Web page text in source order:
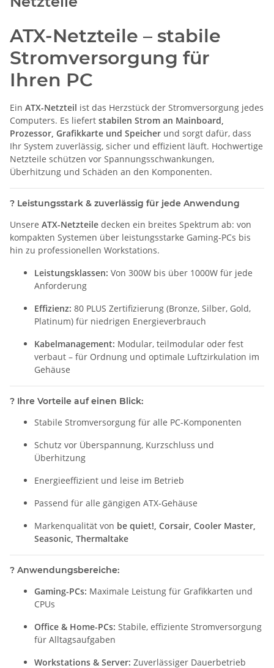
ATX-Netzteile – stabile
Stromversorgung für
Ihren PC
Ein ATX-Netzteil ist das Herzstück der Stromversorgung jedes
Computers. Es liefert stabilen Strom an Mainboard,
Prozessor, Grafikkarte und Speicher und sorgt dafür, dass
Ihr System zuverlässig, sicher und effizient läuft. Hochwertige
Netzteile schützen vor Spannungsschwankungen,
Überhitzung und Schäden an den Komponenten.
? Leistungsstark & zuverlässig für jede Anwendung
Unsere ATX-Netzteile decken ein breites Spektrum ab: von
kompakten Systemen über leistungsstarke Gaming-PCs bis
hin zu professionellen Workstations.
Leistungsklassen: Von 300W bis über 1000W für jede
Anforderung
Effizienz: 80 PLUS Zertifizierung (Bronze, Silber, Gold,
Platinum) für niedrigen Energieverbrauch
Kabelmanagement: Modular, teilmodular oder fest
verbaut – für Ordnung und optimale Luftzirkulation im
Gehäuse
? Ihre Vorteile auf einen Blick:
Stabile Stromversorgung für alle PC-Komponenten
Schutz vor Überspannung, Kurzschluss und
Überhitzung
Energieeffizient und leise im Betrieb
Passend für alle gängigen ATX-Gehäuse
Markenqualität von be quiet!, Corsair, Cooler Master,
Seasonic, Thermaltake
? Anwendungsbereiche:
Gaming-PCs: Maximale Leistung für Grafikkarten und
CPUs
Office & Home-PCs: Stabile, effiziente Stromversorgung
für Alltagsaufgaben
Workstations & Server: Zuverlässiger Dauerbetrieb